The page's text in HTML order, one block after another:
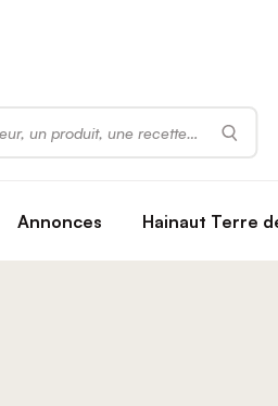
Annonces Hainaut Terre